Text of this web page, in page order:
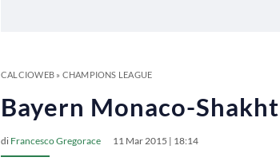
CALCIOWEB» CHAMPIONS LEAGUE
Bayern Monaco-
di Francesco Gregorace 11 Mar 2015 | 18:14